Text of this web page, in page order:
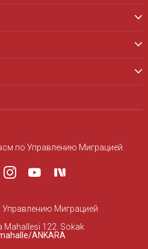
по Управлению Миграцией
Управлению Миграцией
Mahallesi 122. Sokak
ANKARA